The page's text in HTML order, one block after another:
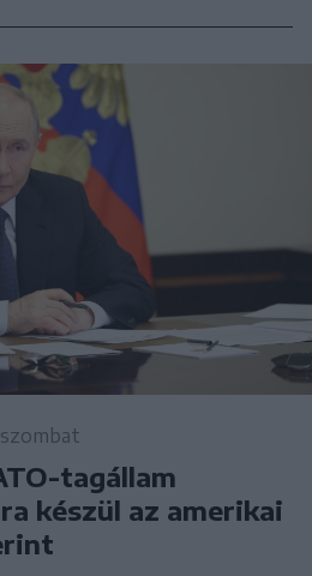
tagállam
készül az amerikai